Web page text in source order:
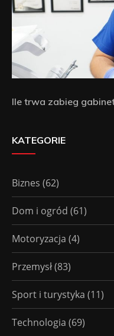
Ile trwa zabieg
KATEGORIE
Biznes (62)
Dom i ogród (61)
Motoryzacja (4)
Przemysł(83)
Sport i turystyka (11)
Technologia (69)